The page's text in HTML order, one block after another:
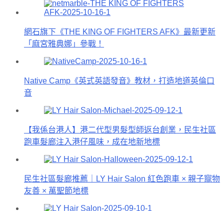
網石旗下《THE KING OF FIGHTERS AFK》最新更新
「麻宮雅典娜」參戰！
Native Camp《英式英語發音》教材，打造地道英倫口
音
【我係台港人】港二代型男髮型師返台創業，民生社區
跑車髮廊注入港仔風味，成在地新地標
民生社區髮廊推薦｜LY Hair Salon 紅色跑車 × 親子寵物
友善 × 萬聖節地標